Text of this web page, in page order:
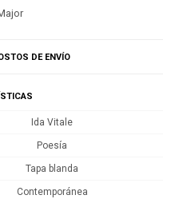
DE ENVÍO
Ida Vitale
Poesía
Tapa blanda
Contemporánea